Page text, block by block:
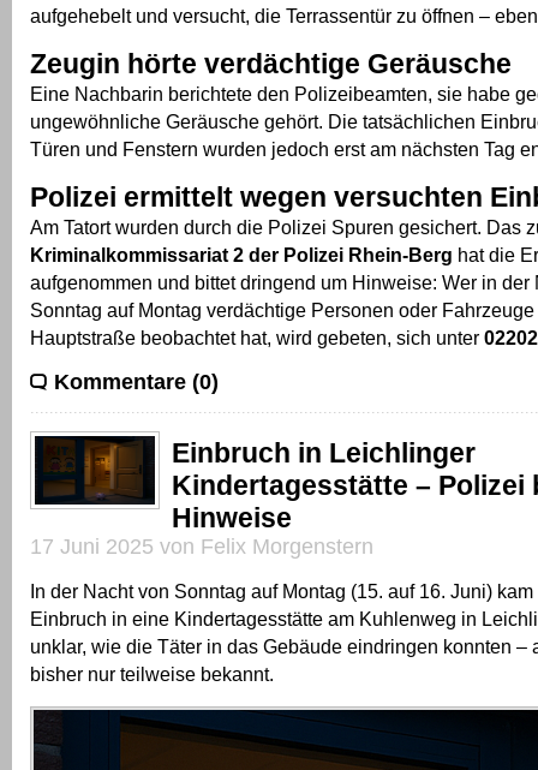
aufgehebelt und versucht, die Terrassentür zu öffnen –
Zeugin hörte verdächtige Geräusche
Eine Nachbarin berichtete den Polizeibeamten, sie habe
ungewöhnliche Geräusche gehört. Die tatsächlichen
Türen und Fenstern wurden jedoch erst am nächsten Tag
Polizei ermittelt wegen versuchten
Am Tatort wurden durch die Polizei Spuren gesichert. Das
Kriminalkommissariat 2 der Polizei Rhein-Berg hat die
aufgenommen und bittet dringend um Hinweise: Wer in der
Sonntag auf Montag verdächtige Personen oder
Hauptstraße beobachtet hat, wird gebeten, sich unter
Kommentare (0)
Einbruch in Leichlinger
Kindertagesstätte – Polizei
Hinweise
17 Juni 2025 von Felix Morgenstern
In der Nacht von Sonntag auf Montag (15. auf 16. Juni)
Einbruch in eine Kindertagesstätte am Kuhlenweg in
unklar, wie die Täter in das Gebäude eindringen konnten –
bisher nur teilweise bekannt.